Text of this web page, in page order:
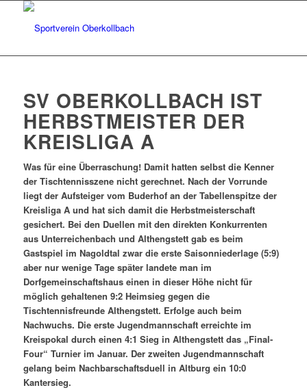
SV OBERKOLLBACH IST
HERBSTMEISTER DER
KREISLIGA A
Was für eine Überraschung! Damit hatten selbst die Kenner
der Tischtennisszene nicht gerechnet. Nach der Vorrunde
liegt der Aufsteiger vom Buderhof an der Tabellenspitze der
Kreisliga A und hat sich damit die Herbstmeisterschaft
gesichert. Bei den Duellen mit den direkten Konkurrenten
aus Unterreichenbach und Althengstett gab es beim
Gastspiel im Nagoldtal zwar die erste Saisonniederlage (5:9)
aber nur wenige Tage später landete man im
Dorfgemeinschaftshaus einen in dieser Höhe nicht für
möglich gehaltenen 9:2 Heimsieg gegen die
Tischtennisfreunde Althengstett. Erfolge auch beim
Nachwuchs. Die erste Jugendmannschaft erreichte im
Kreispokal durch einen 4:1 Sieg in Althengstett das „Final-
Four“ Turnier im Januar. Der zweiten Jugendmannschaft
gelang beim Nachbarschaftsduell in Altburg ein 10:0
Kantersieg.